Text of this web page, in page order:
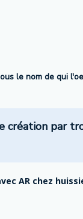
le nom de qui
par
AR chez